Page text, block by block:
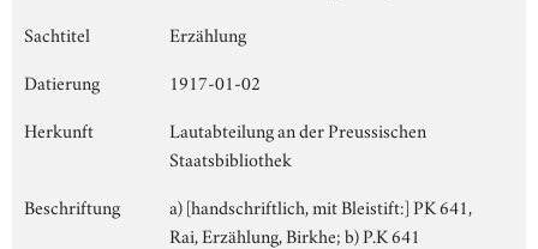
Sachtitel
Erzählung
Datierung
1917-01-02
Herkunft
Lautabteilung an der Preussischen
Staatsbibliothek
Beschriftung
a) [handschriftlich, mit Bleistift:] PK 641,
Rai, Erzählung, Birkhe; b) P.K 641